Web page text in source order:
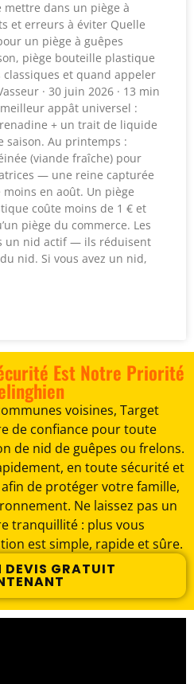
mettre dans un piège à
et erreurs à éviter Quelle
un piège à guêpes
piège bouteille plastique
et quand appeler
· 30 juin 2026 · 13 min
appât universel :
+ un trait de liquide
saison. Au printemps :
(viande fraîche) pour
— une reine capturée
en août. Un piège
coûte moins de 1 € et
piège du commerce. Les
un nid actif — ils réduisent
nid. Si vous avez un nid,
Est Notre Priorité
voisines, Target
de confiance pour toute
de nid de guêpes ou frelons.
en toute sécurité et
de protéger votre famille,
Ne laissez pas un
tranquillité : plus vous
est simple, rapide et sûre.
DEVIS GRATUIT